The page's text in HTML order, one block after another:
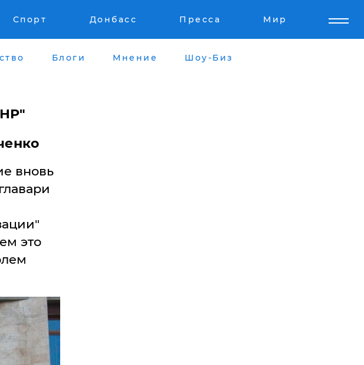
Спорт Донбасс Пресса Мир
Блоги Мнение Шоу-Биз
вновь
это